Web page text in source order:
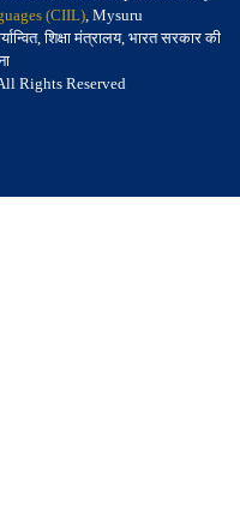
(CIIL), Mysuru
शिक्षा मंत्रालय, भारत सरकार की
Rights Reserved